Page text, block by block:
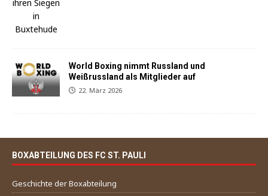
World Boxing nimmt Russland und
Weißrussland als Mitglieder auf
22. März 2026
BOXABTEILUNG DES FC ST. PAULI
Geschichte der Boxabteilung